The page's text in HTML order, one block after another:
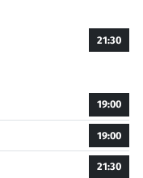
21:30
19:00
19:00
21:30